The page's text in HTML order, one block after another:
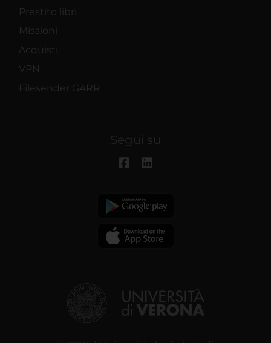
Prestito libri
Missioni
Acquisti
VPN
Filesender GARR
Segui su